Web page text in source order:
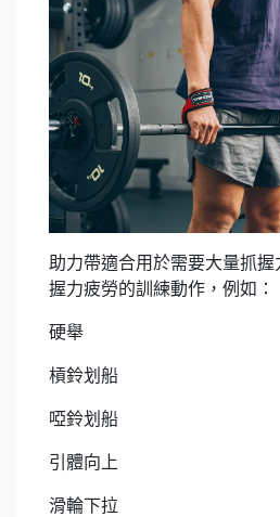
助力帶適合用於需要大量抓
握力疲勞的訓練動作，例如：
硬舉
槓鈴划船
啞鈴划船
引體向上
滑輪下拉